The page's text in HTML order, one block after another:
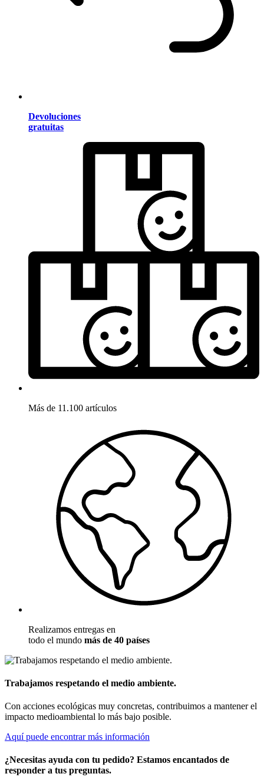
Devoluciones
gratuitas
Más de 11.100 artículos
Realizamos entregas en
todo el mundo más de 40 países
Trabajamos respetando el medio ambiente.
Con acciones ecológicas muy concretas, contribuimos a mantener el
impacto medioambiental lo más bajo posible.
Aquí puede encontrar más información
¿Necesitas ayuda con tu pedido? Estamos encantados de
responder a tus preguntas.